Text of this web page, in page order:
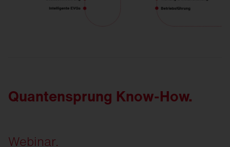
Quantensprung Know-How.
Webinar.